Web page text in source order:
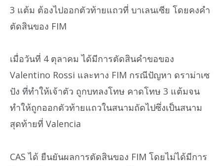
3 แต้ม ต้องไปออกตัวท้ายแถวที่ บาเลนเซีย โดยคงคำ
ตัดสินของ FIM
เมื่อวันที่ 4 ตุลาคม ได้มีการตัดสินคำขอของ
Valentino Rossi และทาง FIM กรณีปัญหา ดราม่าเซ
ปัง ที่ทำให้เจ้าตัว ถูกบทลงโทษ คาดโทษ 3 แต้มจน
ทำให้ถูกออกตัวท้ายแถวในสนามถัดไปซึ่งเป็นสนาม
สุดท้ายที่ Valencia
CAS ได้ ยืนยันผลการตัดสินของ FIM โดยไม่ได้มีการ